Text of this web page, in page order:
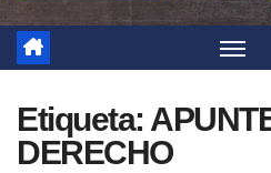
Etiqueta:
DERECHO